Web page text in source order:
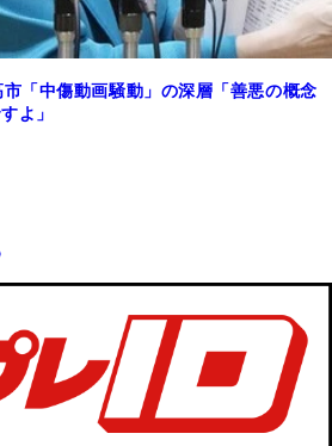
「中傷動画騒動」の深層「善悪の概念
よ」